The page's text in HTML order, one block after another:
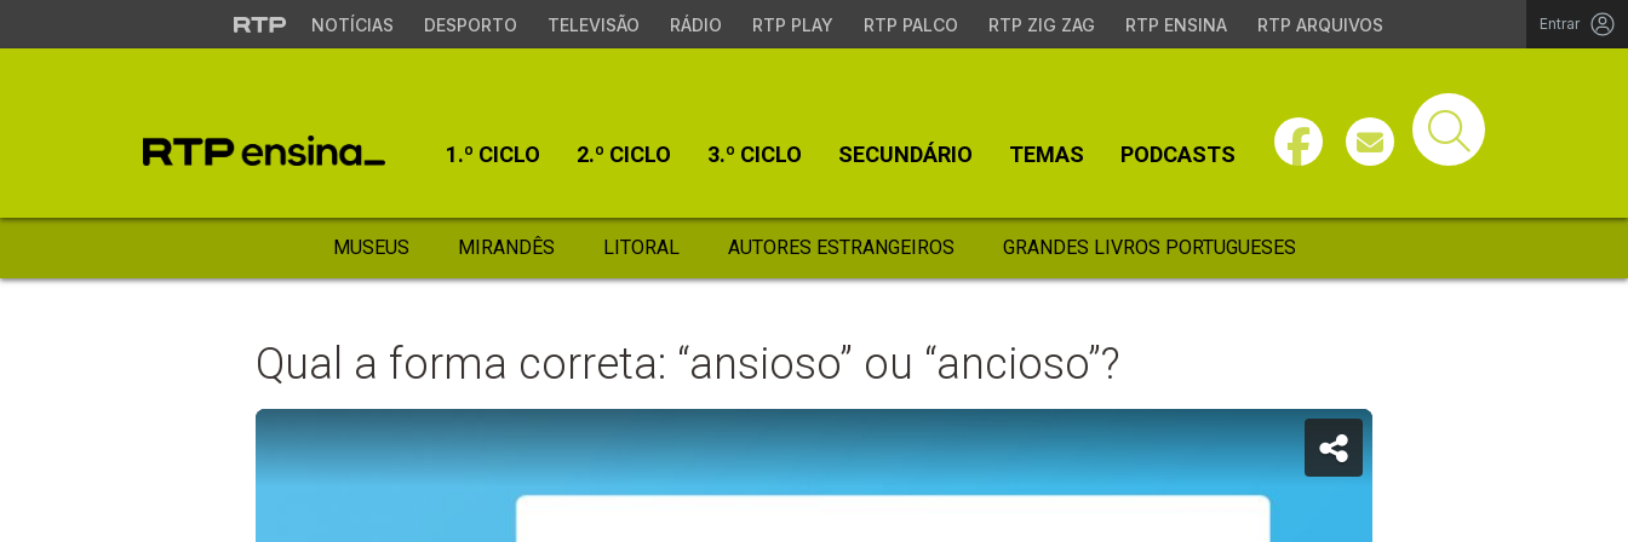
NOTÍCIAS DESPORTO TELEVISÃO RÁDIO RTP PLAY RTP PALCO RTP ZIG ZAG RTP ENSINA RTP ARQUIVOS Entrar
1.º CICLO 2.º CICLO 3.º CICLO SECUNDÁRIO TEMAS PODCASTS
MUSEUS MIRANDÊS LITORAL AUTORES ESTRANGEIROS GRANDES LIVROS PORTUGUESES
Qual a forma correta: “ansioso” ou “ancioso”?